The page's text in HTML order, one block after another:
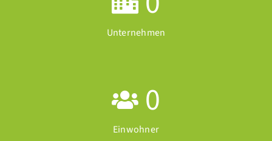
Unternehmen
0
Einwohner